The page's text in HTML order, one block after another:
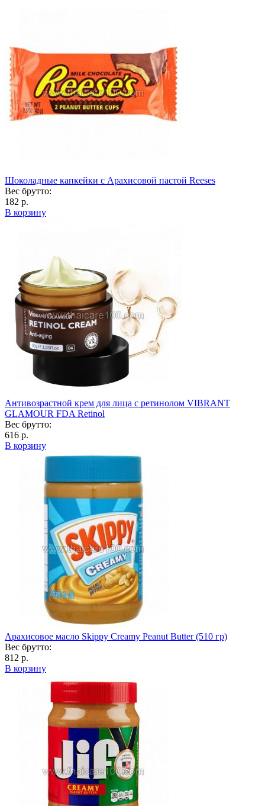
Шоколадные капкейки с Арахисовой пастой Reeses
Вес брутто:
182 р.
В корзину
Антивозрастной крем для лица с ретинолом VIBRANT
GLAMOUR FDA Retinol
Вес брутто:
616 р.
В корзину
Арахисовое масло Skippy Creamy Peanut Butter (510 гр)
Вес брутто:
812 р.
В корзину